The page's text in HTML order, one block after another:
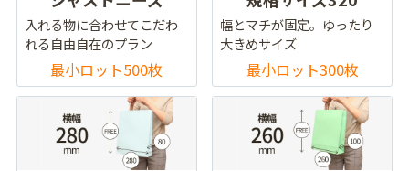
入れる物に合わせてこだわ
れる自由自在のプラン
最小ロット500枚
幅とマチが固定。ゆったり
大きめサイズ
最小ロット300枚